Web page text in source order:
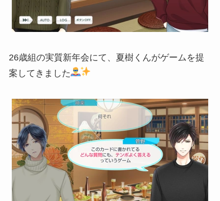
26歳組の実質新年会にて、夏樹くんがゲームを提
案してきました